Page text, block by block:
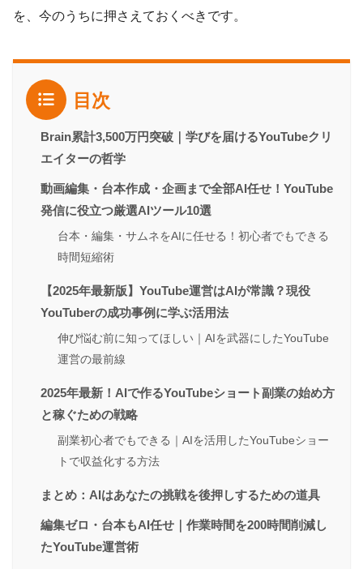
を、今のうちに押さえておくべきです。
目次
Brain累計3,500万円突破｜学びを届けるYouTubeクリ
エイターの哲学
動画編集・台本作成・企画まで全部AI任せ！YouTube
発信に役立つ厳選AIツール10選
台本・編集・サムネをAIに任せる！初心者でもできる
時間短縮術
【2025年最新版】YouTube運営はAIが常識？現役
YouTuberの成功事例に学ぶ活用法
伸び悩む前に知ってほしい｜AIを武器にしたYouTube
運営の最前線
2025年最新！AIで作るYouTubeショート副業の始め方
と稼ぐための戦略
副業初心者でもできる｜AIを活用したYouTubeショー
トで収益化する方法
まとめ：AIはあなたの挑戦を後押しするための道具
編集ゼロ・台本もAI任せ｜作業時間を200時間削減し
たYouTube運営術